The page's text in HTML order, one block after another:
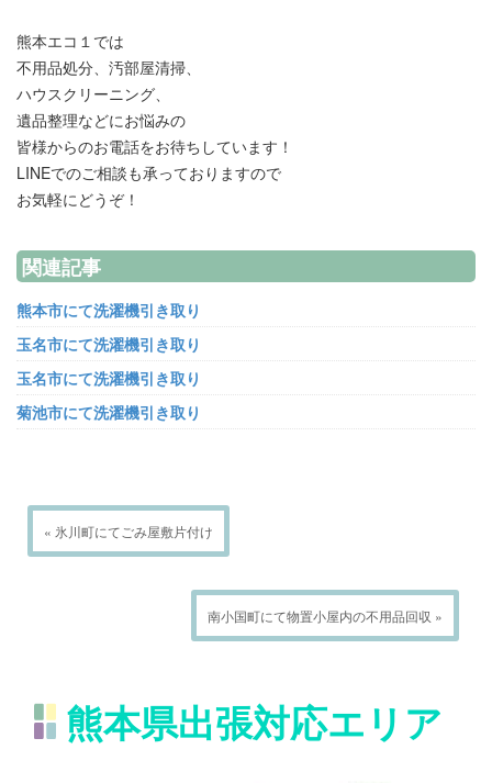
熊本エコ１では
不用品処分、汚部屋清掃、
ハウスクリーニング、
遺品整理などにお悩みの
皆様からのお電話をお待ちしています！
LINEでのご相談も承っておりますので
お気軽にどうぞ！
関連記事
熊本市にて洗濯機引き取り
玉名市にて洗濯機引き取り
玉名市にて洗濯機引き取り
菊池市にて洗濯機引き取り
« 氷川町にてごみ屋敷片付け
南小国町にて物置小屋内の不用品回収 »
熊本県出張対応エリア